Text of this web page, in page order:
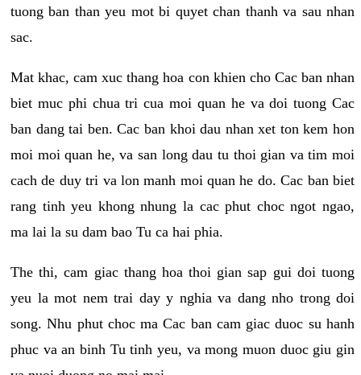
tuong ban than yeu mot bi quyet chan thanh va sau nhan
sac.
Mat khac, cam xuc thang hoa con khien cho Cac ban nhan
biet muc phi chua tri cua moi quan he va doi tuong Cac
ban dang tai ben. Cac ban khoi dau nhan xet ton kem hon
moi moi quan he, va san long dau tu thoi gian va tim moi
cach de duy tri va lon manh moi quan he do. Cac ban biet
rang tinh yeu khong nhung la cac phut choc ngot ngao,
ma lai la su dam bao Tu ca hai phia.
The thi, cam giac thang hoa thoi gian sap gui doi tuong
yeu la mot nem trai day y nghia va dang nho trong doi
song. Nhu phut choc ma Cac ban cam giac duoc su hanh
phuc va an binh Tu tinh yeu, va mong muon duoc giu gin